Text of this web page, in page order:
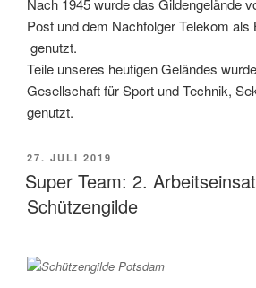
Nach 1945 wurde das Gildengelände
Post und dem Nachfolger Telekom als
genutzt.
Teile unseres heutigen Geländes
Gesellschaft für Sport und Technik,
genutzt.
VERÖFFENTLICHT
AM
27. JULI 2019
Super Team: 2.
Schützengilde